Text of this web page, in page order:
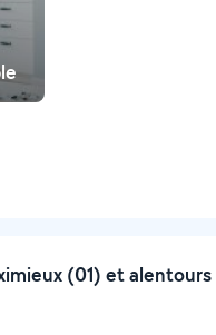
(01) et alentours